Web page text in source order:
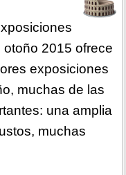
2015 ofrece
exposiciones
muchas de las
una amplia
muchas